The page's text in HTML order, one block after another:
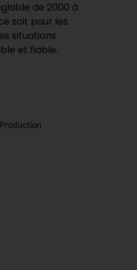
de 2000 à
soit pour les
situations
et fiable.